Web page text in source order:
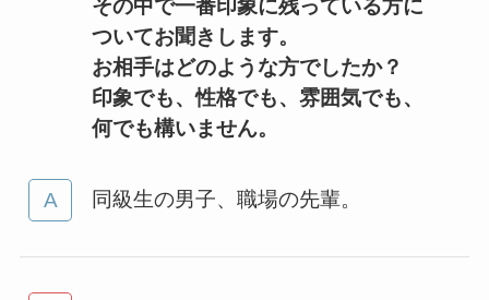
その中で一番印象に残っている方に
ついてお聞きします。
お相手はどのような方でしたか？
印象でも、性格でも、雰囲気でも、
何でも構いません。
同級生の男子、職場の先輩。